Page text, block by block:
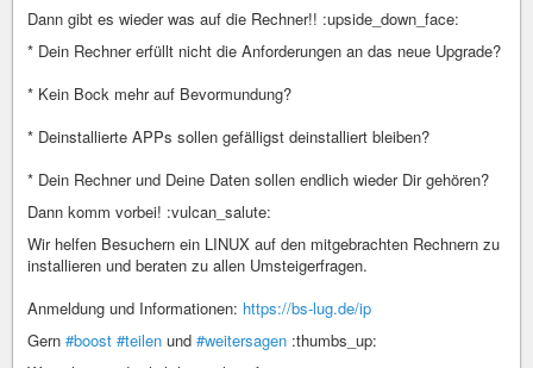
Dann gibt es wieder was auf die Rechner!! :upside_down_face:
* Dein Rechner erfüllt nicht die Anforderungen an das neue Upgrade?
* Kein Bock mehr auf Bevormundung?
* Deinstallierte APPs sollen gefälligst deinstalliert bleiben?
* Dein Rechner und Deine Daten sollen endlich wieder Dir gehören?
Dann komm vorbei! :vulcan_salute:
Wir helfen Besuchern ein LINUX auf den mitgebrachten Rechnern zu
installieren und beraten zu allen Umsteigerfragen.
Anmeldung und Informationen: https://bs-lug.de/ip
Gern #boost #teilen und #weitersagen :thumbs_up: